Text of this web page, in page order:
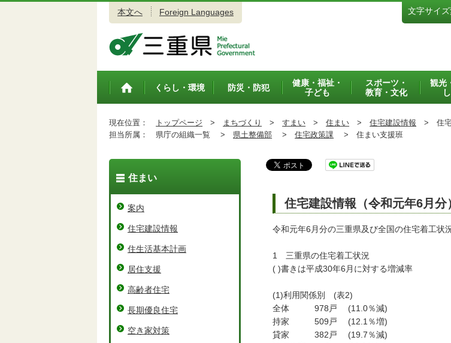
本文へ Foreign Languages 文字サイ
トップペ
くらし・環境 防災・防犯
健康・福祉・
子ども
スポーツ・
教育・文化
観光
現在位置： トップページ > まちづくり > すまい > 住まい > 住宅建設情報 > 住宅
担当所属：
県庁の組織一覧 > 県土整備部 > 住宅政策課 > 住まい支援班
住宅建設情報（令和元年6月分
令和元年6月分の三重県及び全国の住宅着工状
1 三重県の住宅着工状況 2
( )書きは平成30年6月に対する増減率 ( )
(1)利用関係別 (表2)
全体 978戸 (11.0％減)
持家 509戸 (12.1％増)
貸家 382戸 (19.7％減)
住まい
案内
住宅建設情報
住生活基本計画
居住支援
高齢者住宅
長期優良住宅
空き家対策